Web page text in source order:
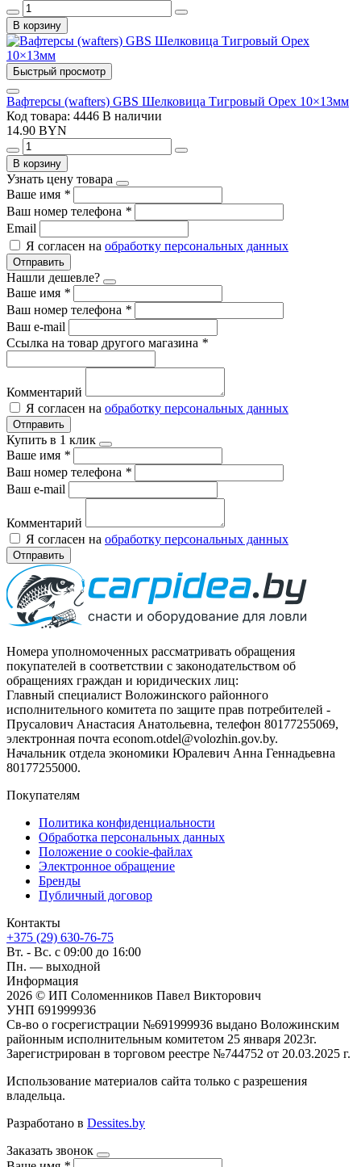
В корзину
Быстрый просмотр
Вафтерсы (wafters) GBS Шелковица Тигровый Орех 10×13мм
Код товара: 4446 В наличии
14.90 BYN
В корзину
Узнать цену товара
Ваше имя *
Ваш номер телефона *
Email
Я согласен на обработку персональных данных
Отправить
Нашли дешевле?
Ваше имя *
Ваш номер телефона *
Ваш e-mail
Ссылка на товар другого магазина *
Комментарий
Я согласен на обработку персональных данных
Отправить
Купить в 1 клик
Ваше имя *
Ваш номер телефона *
Ваш e-mail
Комментарий
Я согласен на обработку персональных данных
Отправить
Номера уполномоченных рассматривать обращения
покупателей в соответствии с законодательством об
обращениях граждан и юридических лиц:
Главный специалист Воложинского районного
исполнительного комитета по защите прав потребителей -
Прусалович Анастасия Анатольевна, телефон 80177255069,
электронная почта econom.otdel@volozhin.gov.by.
Начальник отдела экономики Юралевич Анна Геннадьевна
80177255000.
Покупателям
Политика конфиденциальности
Обработка персональных данных
Положение о cookie-файлах
Электронное обращение
Бренды
Публичный договор
Контакты
+375 (29) 630-76-75
Вт. - Вс. с 09:00 до 16:00
Пн. — выходной
Информация
2026 © ИП Соломенников Павел Викторович
УНП 691999936
Св-во о госрегистрации №691999936 выдано Воложинским
районным исполнительным комитетом 25 января 2023г.
Зарегистрирован в торговом реестре №744752 от 20.03.2025 г.
Использование материалов сайта только с разрешения
владельца.
Разработано в Dessites.by
Заказать звонок